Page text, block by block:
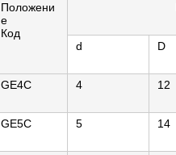
Положени
е
Код
d
D
GE4C 4 12
GE5C 5 14